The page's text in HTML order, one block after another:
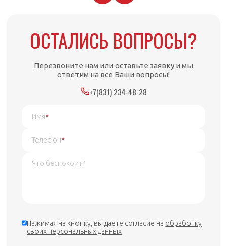
ОСТАЛИСЬ ВОПРОСЫ?
Перезвоните нам или оставьте заявку и мы
ответим на все Ваши вопросы!
+7(831) 234-48-28
Имя*
Телефон*
Нажимая на кнопку, вы даете согласие на обработку
своих персональных данных